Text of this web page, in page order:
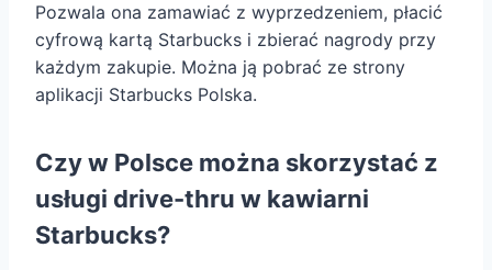
Pozwala ona zamawiać z wyprzedzeniem, płacić
cyfrową kartą Starbucks i zbierać nagrody przy
każdym zakupie. Można ją pobrać ze strony
aplikacji Starbucks Polska.
Czy w Polsce można skorzystać z
usługi drive-thru w kawiarni
Starbucks?